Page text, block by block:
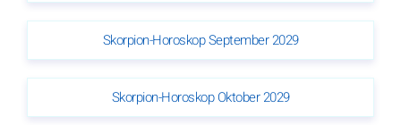
Skorpion-Horoskop September 2029
Skorpion-Horoskop Oktober 2029